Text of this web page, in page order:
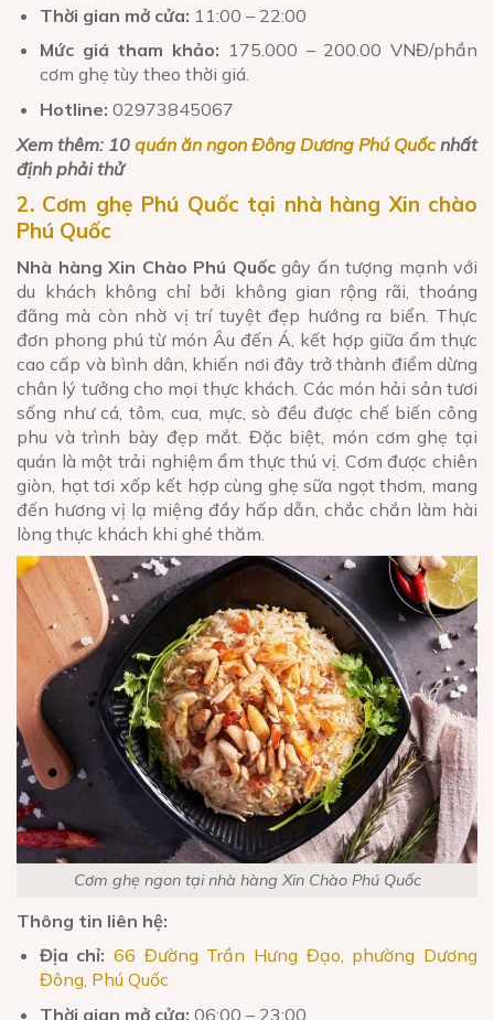
Thời gian mở cửa: 11:00 – 22:00
Mức giá tham khảo: 175.000 – 200.00 VNĐ/phần
cơm ghẹ tùy theo thời giá.
Hotline: 02973845067
Xem thêm: 10 quán ăn ngon Đông Dương Phú Quốcnhất
định phải thử
2. Cơm ghẹ Phú Quốc tại nhà hàng Xin chào
Phú Quốc
Nhà hàng Xin Chào Phú Quốcgây ấn tượng mạnh với
du khách không chỉ bởi không gian rộng rãi, thoáng
đãng mà còn nhờ vị trí tuyệt đẹp hướng ra biển. Thực
đơn phong phú từ món Âu đến Á, kết hợp giữa ẩm thực
cao cấp và bình dân, khiến nơi đây trở thành điểm dừng
chân lý tưởng cho mọi thực khách. Các món hải sản tươi
sống như cá, tôm, cua, mực, sò đều được chế biến công
phu và trình bày đẹp mắt. Đặc biệt, món cơm ghẹ tại
quán là một trải nghiệm ẩm thực thú vị. Cơm được chiên
giòn, hạt tơi xốp kết hợp cùng ghẹ sữa ngọt thơm, mang
đến hương vị lạ miệng đầy hấp dẫn, chắc chắn làm hài
lòng thực khách khi ghé thăm.
Cơm ghẹ ngon tại nhà hàng Xin Chào Phú Quốc
Thông tin liên hệ:
Địa chỉ:66 Đường Trần Hưng Đạo, phường Dương
Đông, Phú Quốc
Thời gian mở cửa: 06:00 – 23:00